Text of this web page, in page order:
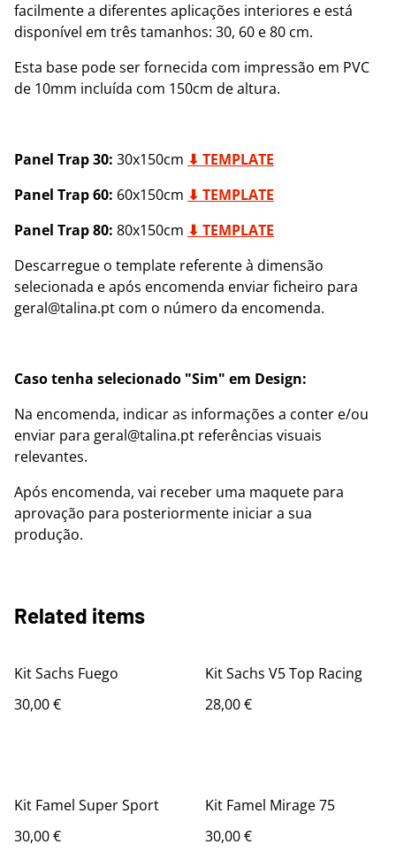
facilmente a diferentes aplicações interiores e está
disponível em três tamanhos: 30, 60 e 80 cm.
Esta base pode ser fornecida com impressão em PVC
de 10mm incluída com 150cm de altura.
Panel Trap 30: 30x150cm ⬇ TEMPLATE
Panel Trap 60: 60x150cm ⬇ TEMPLATE
Panel Trap 80: 80x150cm ⬇ TEMPLATE
Descarregue o template referente à dimensão
selecionada e após encomenda enviar ficheiro para
geral@talina.pt com o número da encomenda.
Caso tenha selecionado "Sim" em Design:
Na encomenda, indicar as informações a conter e/ou
enviar para geral@talina.pt referências visuais
relevantes.
Após encomenda, vai receber uma maquete para
aprovação para posteriormente iniciar a sua
produção.
Related items
Kit Sachs Fuego
30,00 €
Kit Sachs V5 Top Racing
28,00 €
Kit Famel Super Sport
30,00 €
Kit Famel Mirage 75
30,00 €